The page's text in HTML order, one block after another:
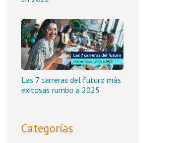
Las 7 carreras del futuro más
exitosas rumbo a 2025
Categorías